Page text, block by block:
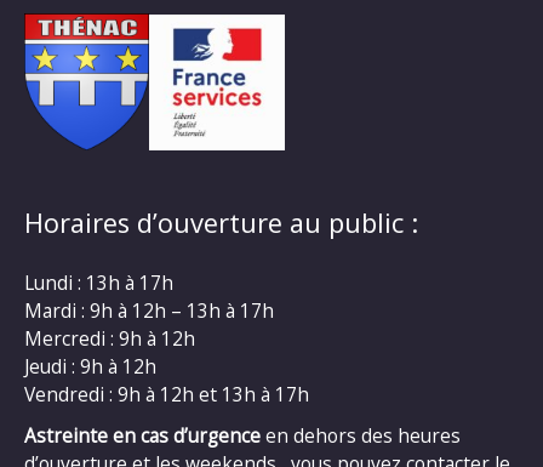
Horaires d’ouverture au public :
Lundi : 13h à 17h
Mardi : 9h à 12h – 13h à 17h
Mercredi : 9h à 12h
Jeudi : 9h à 12h
Vendredi : 9h à 12h et 13h à 17h
Astreinte en cas d’urgenceen dehors des heures